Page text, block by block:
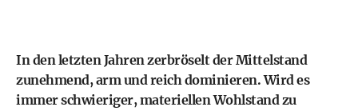
In den letzten Jahren zerbröselt der Mittelstand
zunehmend, arm und reich dominieren. Wird es
immer schwieriger, materiellen Wohlstand zu